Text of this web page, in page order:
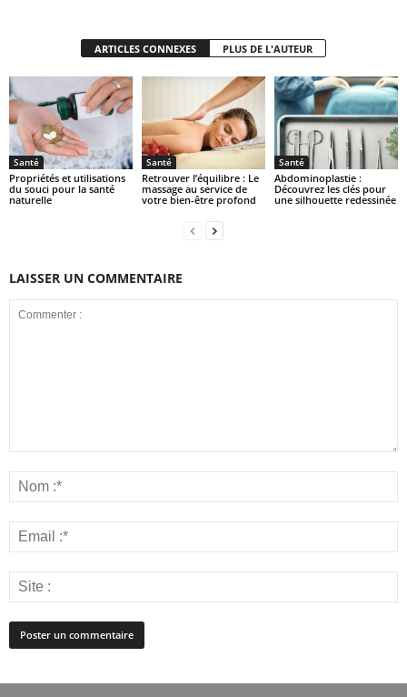
ARTICLES CONNEXES PLUS DE L'AUTEUR
Santé
Propriétés et utilisations
du souci pour la santé
naturelle
Santé
Retrouver l’équilibre : Le
massage au service de
votre bien-être profond
Santé
Abdominoplastie :
Découvrez les clés pour
une silhouette redessinée
LAISSER UN COMMENTAIRE